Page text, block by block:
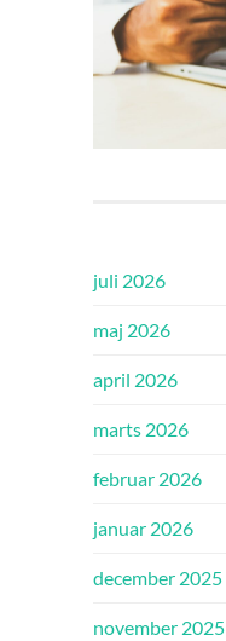
juli 2026
maj 2026
april 2026
marts 2026
februar 2026
januar 2026
december 2025
november 2025